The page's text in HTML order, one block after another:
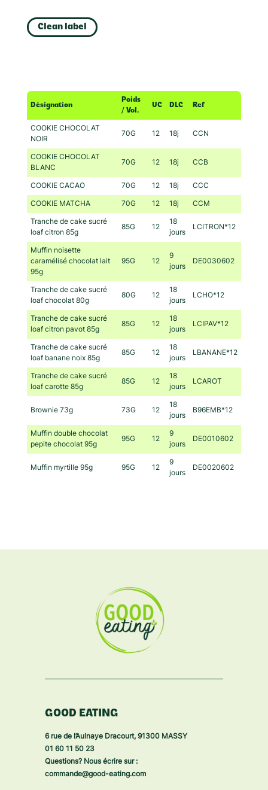
Clean label
Désignation
Poids
/ Vol.
UC DLC Ref
COOKIE CHOCOLAT
NOIR
70G 12 18j CCN
COOKIE CHOCOLAT
BLANC
70G 12 18j CCB
COOKIE CACAO 70G 12 18j CCC
COOKIE MATCHA 70G 12 18j CCM
Tranche de cake sucré
loaf citron 85g
85G 12
18
jours
LCITRON*12
Muffin noisette
caramélisé chocolat lait
95g
95G 12
9
jours
DE0030602
Tranche de cake sucré
loaf chocolat 80g
80G 12
18
jours
LCHO*12
Tranche de cake sucré
loaf citron pavot 85g
85G 12
18
jours
LCIPAV*12
Tranche de cake sucré
loaf banane noix 85g
85G 12
18
jours
LBANANE*12
Tranche de cake sucré
loaf carotte 85g
85G 12
18
jours
LCAROT
Brownie 73g 73G 12
18
jours
B96EMB*12
Muffin double chocolat
pepite chocolat 95g
95G 12
9
jours
DE0010602
Muffin myrtille 95g 95G 12
9
jours
DE0020602
GOOD EATING
6 rue de l’Aulnaye Dracourt, 91300 MASSY
01 60 11 50 23
Questions? Nous écrire sur :
commande@good-eating.com